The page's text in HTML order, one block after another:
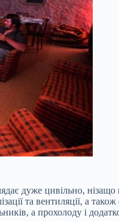
дуже цивільно,
та вентиляції, а
а прохолоду і